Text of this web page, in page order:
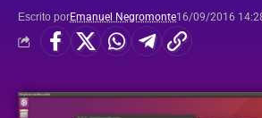
Escrito porEmanuel Negromonte16/09/2016